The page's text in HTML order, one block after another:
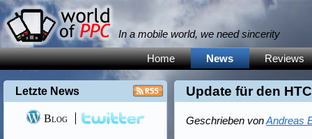
In a mobile world, we need sincerity
Home News Reviews
Update für den
Geschrieben vonAndreas
Letzte News
Blog